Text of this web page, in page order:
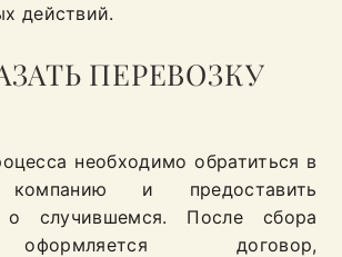
действий.
ПЕРЕВОЗКУ
необходимо обратиться в
компанию и предоставить
случившемся. После сбора
договор,